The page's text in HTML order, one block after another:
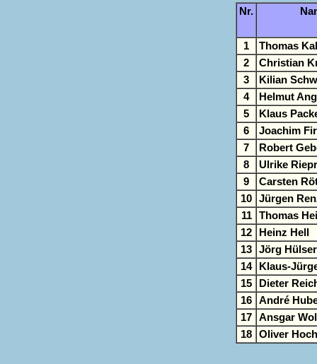
Nr.
1
Thomas
2
Christian
3
Kilian
4
Helmut
5
Klaus
6
Joachim
7
Robert
8
Ulrike
9
Carsten
10
Jürgen
11
Thomas
12
Heinz Hell
13
Jörg
14
Klaus-
15
Dieter
16
André
17
Ansgar
18
Oliver